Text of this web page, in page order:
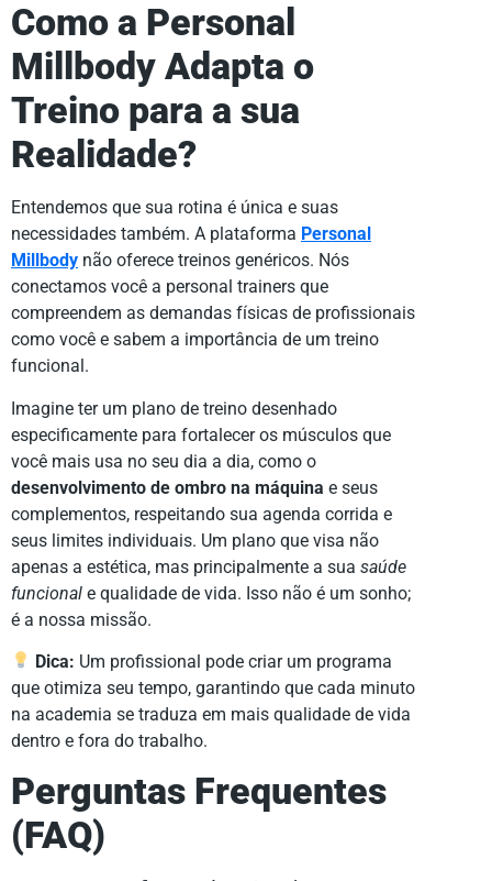
Como a Personal
Millbody Adapta o
Treino para a sua
Realidade?
Entendemos que sua rotina é única e suas
necessidades também. A plataforma Personal
Millbody não oferece treinos genéricos. Nós
conectamos você a personal trainers que
compreendem as demandas físicas de profissionais
como você e sabem a importância de um treino
funcional.
Imagine ter um plano de treino desenhado
especificamente para fortalecer os músculos que
você mais usa no seu dia a dia, como o
desenvolvimento de ombro na máquina e seus
complementos, respeitando sua agenda corrida e
seus limites individuais. Um plano que visa não
apenas a estética, mas principalmente a sua saúde
funcional e qualidade de vida. Isso não é um sonho;
é a nossa missão.
Dica: Um profissional pode criar um programa
que otimiza seu tempo, garantindo que cada minuto
na academia se traduza em mais qualidade de vida
dentro e fora do trabalho.
Perguntas Frequentes
(FAQ)